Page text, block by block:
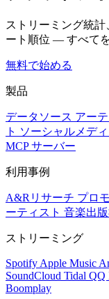
ストリーミング統
ート順位 — すべて
無料で始める
製品
データソース アー
ト ソーシャルメデ
MCP サーバー
利用事例
A&Rリサーチ プロ
ーティスト 音楽出
ストリーミング
Spotify Apple Music
SoundCloud Tidal QQ
Boomplay